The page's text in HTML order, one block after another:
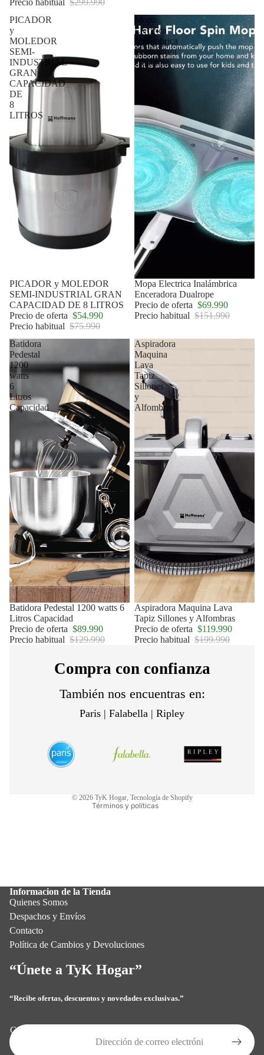
PICADOR
y
MOLEDOR
SEMI-
INDUSTRIAL
GRAN
CAPACIDAD
DE
8
LITROS
Oferta
PICADOR y MOLEDOR
SEMI-INDUSTRIAL GRAN
CAPACIDAD DE 8 LITROS
Precio de oferta $54.990
Precio habitual $75.990
Mopa
Electrica
Inalámbrica
Enceradora
Dualrope
Oferta
Mopa Electrica Inalámbrica
Enceradora Dualrope
Precio de oferta $69.990
Precio habitual $151.990
Batidora
Pedestal
1200
watts
6
Litros
Capacidad
Oferta
Batidora Pedestal 1200 watts 6
Litros Capacidad
Precio de oferta $89.990
Precio habitual $129.990
Aspiradora
Maquina
Lava
Tapiz
Sillones
y
Alfombras
Oferta
Aspiradora Maquina Lava
Tapiz Sillones y Alfombras
Precio de oferta $119.990
Precio habitual $199.990
Compra con confianza
También nos encuentras en:
Paris | Falabella | Ripley
© 2026 TyK Hogar, Tecnología de Shopify
Términos y políticas
Política de reembolso
Términos del servicio
Informacion de la Tienda
Quienes Somos
Despachos y Envíos
Contacto
Política de Cambios y Devoluciones
“Únete a TyK Hogar”
“Recibe ofertas, descuentos y novedades exclusivas.”
Correo electrónico
Política de privacidad